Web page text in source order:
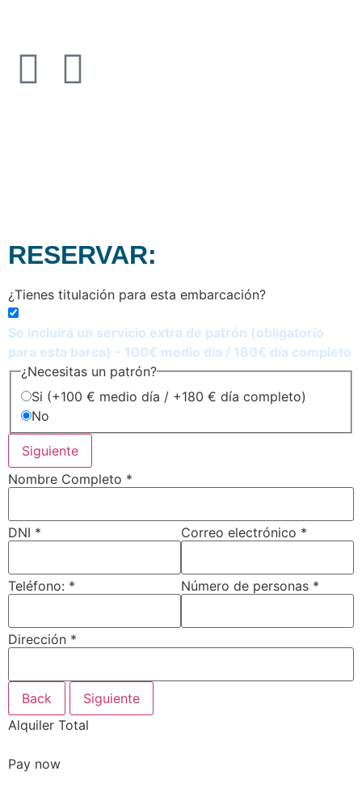
Français
English
RESERVAR:
¿Tienes titulación para esta embarcación?
Se incluirá un servicio extra de patrón (obligatorio
para esta barca) - 100€ medio día / 180€ día completo
¿Necesitas un patrón?
Si (+100 € medio día / +180 € día completo)
No
Siguiente
Nombre Completo *
DNI * Correo electrónico *
Teléfono: * Número de personas *
Dirección *
Back
Siguiente
Alquiler Total
Pay now